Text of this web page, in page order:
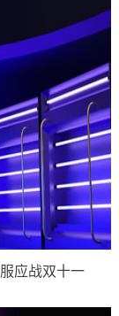
应战双十一